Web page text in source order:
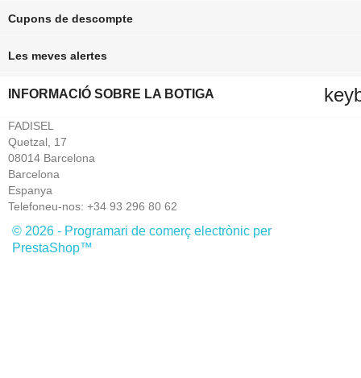
Cupons de descompte
Les meves alertes
INFORMACIÓ SOBRE LA BOTIGA
FADISEL
Quetzal, 17
08014 Barcelona
Barcelona
Espanya
Telefoneu-nos: +34 93 296 80 62
© 2026 - Programari de comerç electrònic per
PrestaShop™